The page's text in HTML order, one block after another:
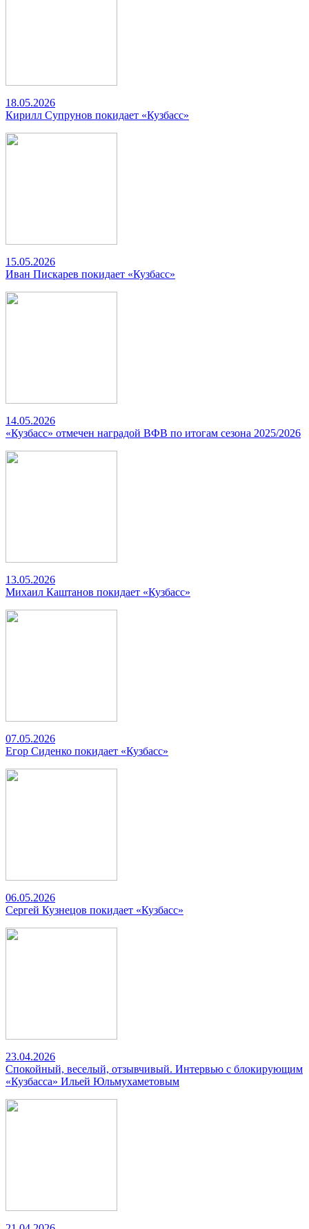
18.05.2026
Кирилл Супрунов покидает «Кузбасс»
15.05.2026
Иван Пискарев покидает «Кузбасс»
14.05.2026
«Кузбасс» отмечен наградой ВФВ по итогам сезона 2025/2026
13.05.2026
Михаил Каштанов покидает «Кузбасс»
07.05.2026
Егор Сиденко покидает «Кузбасс»
06.05.2026
Сергей Кузнецов покидает «Кузбасс»
23.04.2026
Спокойный, веселый, отзывчивый. Интервью с блокирующим
«Кузбасса» Ильей Юльмухаметовым